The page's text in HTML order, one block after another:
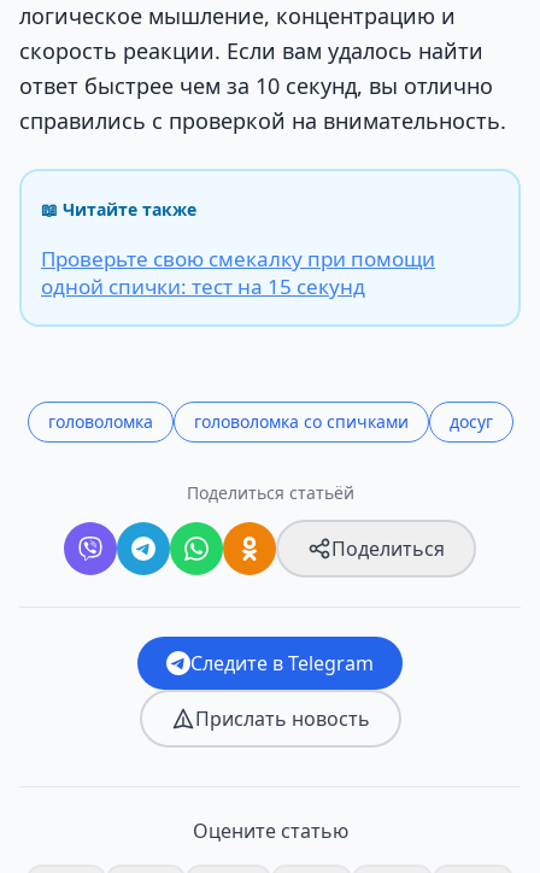
логическое мышление, концентрацию и
скорость реакции. Если вам удалось найти
ответ быстрее чем за 10 секунд, вы отлично
справились с проверкой на внимательность.
📖 Читайте также
Проверьте свою смекалку при помощи
одной спички: тест на 15 секунд
головоломка головоломка со спичками досуг
Поделиться статьёй
Поделиться
Следите в Telegram
Прислать новость
Оцените статью